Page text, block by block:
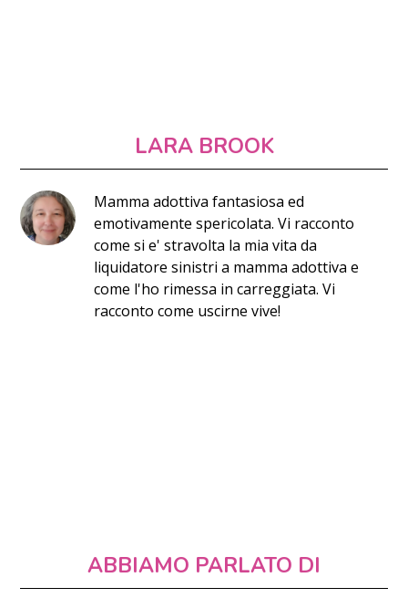
LARA BROOK
Mamma adottiva fantasiosa ed
emotivamente spericolata. Vi racconto
come si e' stravolta la mia vita da
liquidatore sinistri a mamma adottiva e
come l'ho rimessa in carreggiata. Vi
racconto come uscirne vive!
ABBIAMO PARLATO DI